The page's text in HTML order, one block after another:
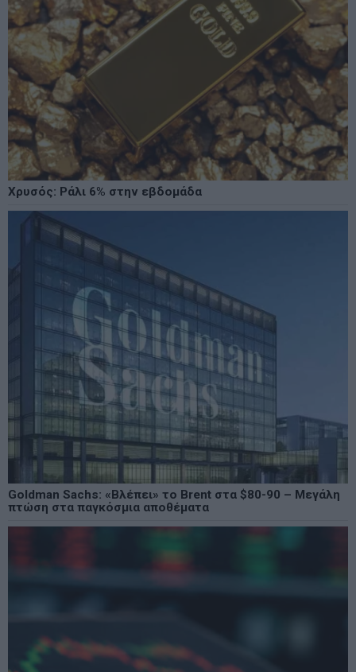
Χρυσός: Ράλι 6% στην εβδομάδα
Goldman Sachs: «Βλέπει» το Brent στα $80-90 – Μεγάλη
πτώση στα παγκόσμια αποθέματα